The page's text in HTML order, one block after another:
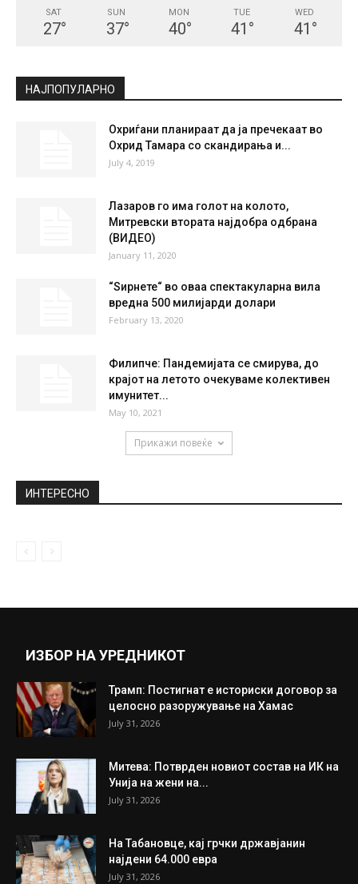
SAT
27°
SUN
37°
MON
40°
TUE
41 °
WED
41 °
НАЈПОПУЛАРНО
Охриѓани планираат да ја пречекаат во
Охрид Тамара со скандирања и...
July 4, 2019
Лазаров го има голот на колото,
Митревски втората најдобра одбрана
(ВИДЕО)
January 11, 2020
“Ѕирнете“ во оваа спектакуларна вила
вредна 500 милијарди долари
February 13, 2020
Филипче: Пандемијата се смирува, до
крајот на летото очекуваме колективен
имунитет...
May 10, 2021
Прикажи повеќе
ИНТЕРЕСНО
ИЗБОР НА УРЕДНИКОТ
Трамп: Постигнат е историски договор за
целосно разоружување на Хамас
July 31, 2026
Митева: Потврден новиот состав на ИК на
Унија на жени на...
July 31, 2026
На Табановце, кај грчки државјанин
најдени 64.000 евра
July 31, 2026